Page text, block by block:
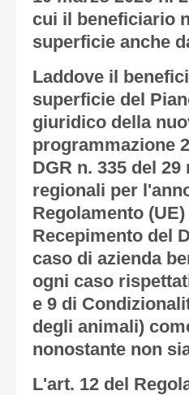
cui il beneficiario
superficie anche
Laddove il
superficie del
giuridico della
programmazione
DGR n. 335 del
regionali per
Regolamento
Recepimento del
caso di azienda
ogni caso
e 9 di
degli animali)
nonostante non
L'art. 12 del